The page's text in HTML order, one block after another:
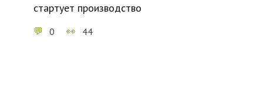
стартует производство
0 44